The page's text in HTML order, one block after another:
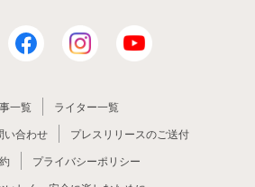
一覧
ライター一覧
い合わせ
プレスリリースのご送付
プライバシーポリシー